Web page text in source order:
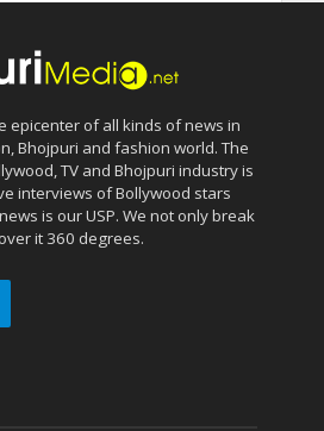
epicenter of all kinds of news in
Bhojpuri and fashion world. The
TV and Bhojpuri industry is
interviews of Bollywood stars
is our USP. We not only break
it 360 degrees.